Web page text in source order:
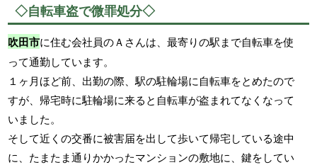
◇自転車盗で微罪処分◇
吹田市に住む会社員のＡさんは、最寄りの駅まで自転車を使
って通勤しています。
１ヶ月ほど前、出勤の際、駅の駐輪場に自転車をとめたので
すが、帰宅時に駐輪場に来ると自転車が盗まれてなくなって
いました。
そして近くの交番に被害届を出して歩いて帰宅している途中
に、たまたま通りかかったマンションの敷地に、鍵をしてい